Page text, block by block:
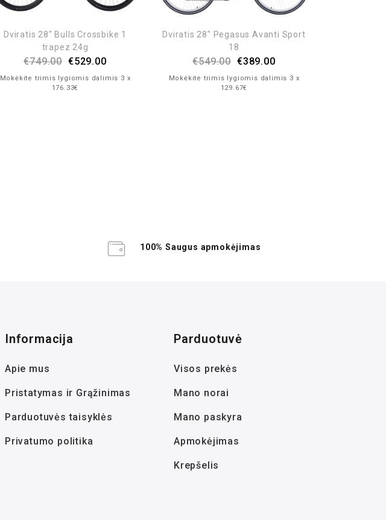
Dviratis 28″ Bulls Crossbike 1
trapez 24g
€749.00 €529.00
Mokėkite trimis lygiomis dalimis 3 x
176.33€
Dviratis 28″ Pegasus Avanti Sport
18
€549.00 €389.00
Mokėkite trimis lygiomis dalimis 3 x
129.67€
100% Saugus apmokėjimas
Informacija
Apie mus
Pristatymas ir Grąžinimas
Parduotuvės taisyklės
Privatumo politika
Parduotuvė
Visos prekės
Mano norai
Mano paskyra
Apmokėjimas
Krepšelis